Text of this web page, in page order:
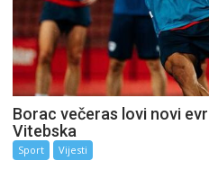
Borac večeras lovi novi
Vitebska
Sport Vijesti